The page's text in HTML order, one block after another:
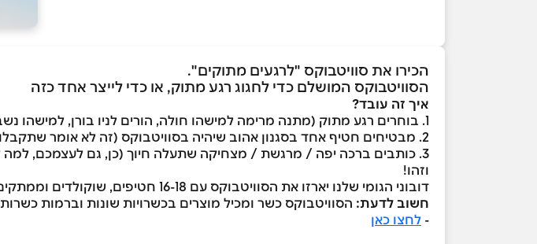
הכירו את סוויטבוקס "לרגעים מתוקים".
הסוויטבוקס המושלם כדי לחגוג רגע מתוק, או כדי לייצר אחד כזה
איך זה עובד?
1. בוחרים רגע מתוק (מתנה מרימה למישהו חולה, הורים לניו בורן, למישהו נשבר הלב ועוד)
2. מבטיחים חטיף אחד בסגנון אהוב שיהיה בסוויטבוקס (זה לא אומר שתקבלו רק ממנו, אבל אחד כזה בטוח יהיה!)
3. כותבים ברכה יפה / מרגשת / מצחיקה שתעלה חיוך (כן, גם לעצמכם, למה לא)
וזהו!
דובוני הגומי שלנו יארזו את הסוויטבוקס עם 16-18 חטיפים, שוקולדים וממתקים בהפתעה ויעשו רגע מתוק למישהו או מישהי שאתם אוהבים!
חשוב לדעת: הסוויטבוקס כשר ומכיל מוצרים בכשרויות שונות וברמות
- לחצו כאן